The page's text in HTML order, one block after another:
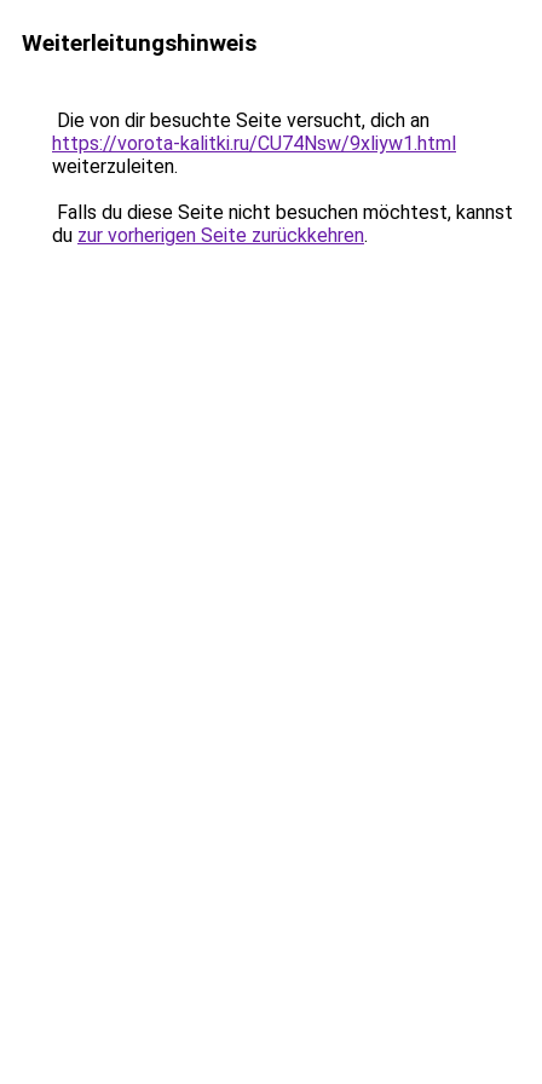
Weiterleitungshinweis
Die von dir besuchte Seite versucht, dich an
https://vorota-kalitki.ru/CU74Nsw/9xliyw1.html
weiterzuleiten.
Falls du diese Seite nicht besuchen möchtest, kannst
du zur vorherigen Seite zurückkehren.